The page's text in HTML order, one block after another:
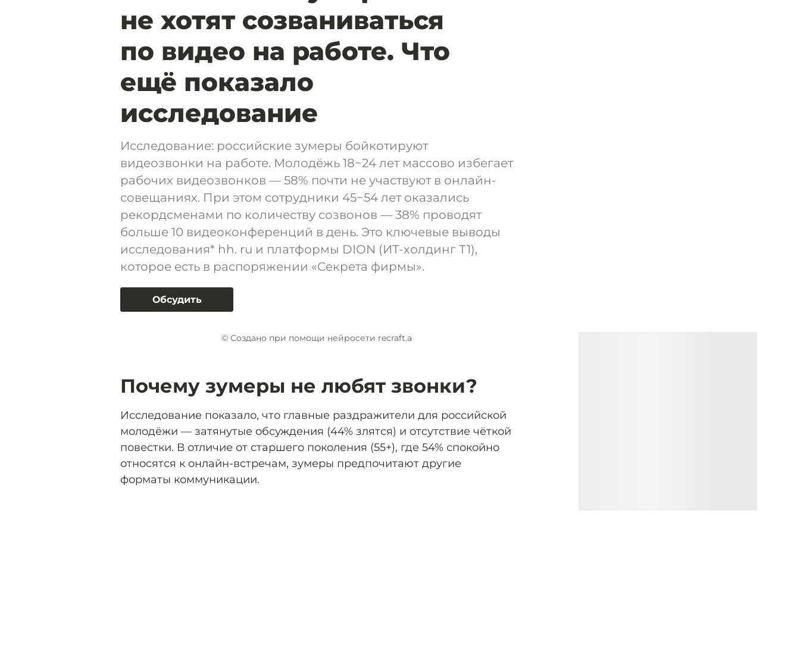
не хотят созваниваться
по видео на работе. Что
ещё показало
исследование
Исследование: российские зумеры бойкотируют
видеозвонки на работе. Молодёжь 18−24 лет массово избегает
рабочих видеозвонков — 58% почти не участвуют в онлайн-
совещаниях. При этом сотрудники 45−54 лет оказались
рекордсменами по количеству созвонов — 38% проводят
больше 10 видеоконференций в день. Это ключевые выводы
исследования* hh. ru и платформы DION (ИТ-холдинг Т1),
которое есть в распоряжении «Секрета фирмы».
Обсудить
© Создано при помощи нейросети recraft.a
Почему зумеры не любят звонки?
Исследование показало, что главные раздражители для российской
молодёжи — затянутые обсуждения (44% злятся) и отсутствие чёткой
повестки. В отличие от старшего поколения (55+), где 54% спокойно
относятся к онлайн-встречам, зумеры предпочитают другие
форматы коммуникации.